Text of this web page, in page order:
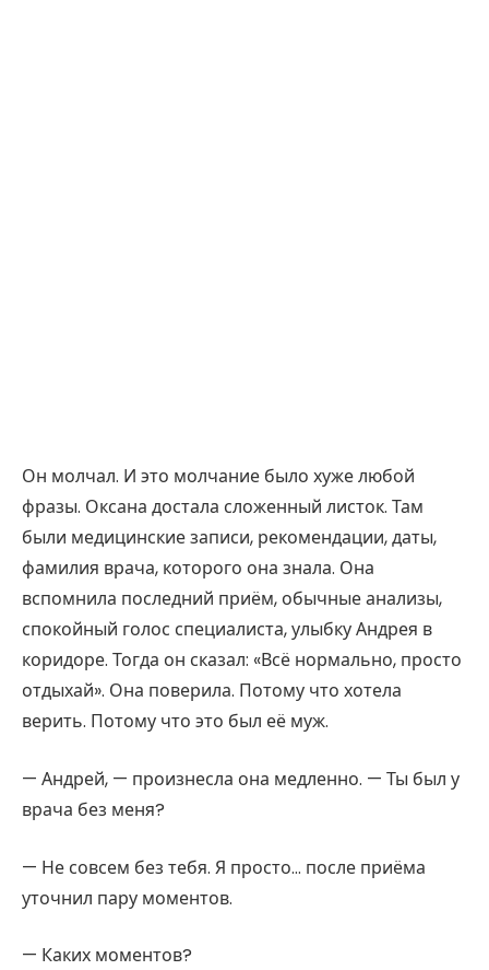
Он молчал. И это молчание было хуже любой
фразы. Оксана достала сложенный листок. Там
были медицинские записи, рекомендации, даты,
фамилия врача, которого она знала. Она
вспомнила последний приём, обычные анализы,
спокойный голос специалиста, улыбку Андрея в
коридоре. Тогда он сказал: «Всё нормально, просто
отдыхай». Она поверила. Потому что хотела
верить. Потому что это был её муж.
— Андрей, — произнесла она медленно. — Ты был у
врача без меня?
— Не совсем без тебя. Я просто… после приёма
уточнил пару моментов.
— Каких моментов?